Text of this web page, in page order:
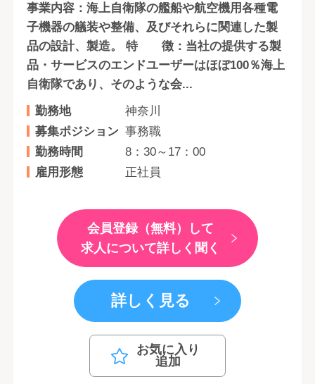
事業内容：海上自衛隊の艦船や航空機用各種電
子機器の艤装や整備、及びそれらに関連した製
品の設計、製造。 特 徴：当社の提供する製
品・サービスのエンドユーザーはほぼ100％海上
自衛隊であり、そのような会...
勤務地
神奈川
募集ポジション 事務職
勤務時間
8：30～17：00
雇用形態
正社員
会員登録（無料）して
求人について詳しく聞く
詳しく見る
お気に入り
追加